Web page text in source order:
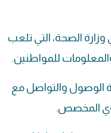
الصحة، التي تلعب
والمعلومات للمواطنين.
والتواصل مع
المخصص.